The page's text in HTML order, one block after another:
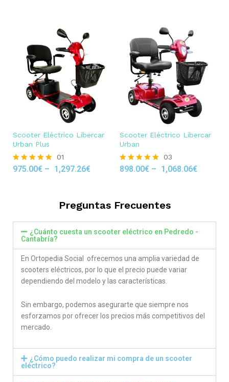
Scooter Eléctrico Libercar
Urban Plus
Rated
01
975.00€ – 1,297.26€
Scooter Eléctrico Libercar
Urban
Rated
03
898.00€ – 1,068.06€
Preguntas Frecuentes
¿Cuánto cuesta un scooter eléctrico en Pedredo -
Cantabría?
En Ortopedia Social ofrecemos una amplia variedad de
scooters eléctricos, por lo que el precio puede variar
dependiendo del modelo y las características.
Sin embargo, podemos asegurarte que siempre nos
esforzamos por ofrecer los precios más competitivos del
mercado.
¿Cómo puedo realizar mi compra de un scooter
eléctrico?